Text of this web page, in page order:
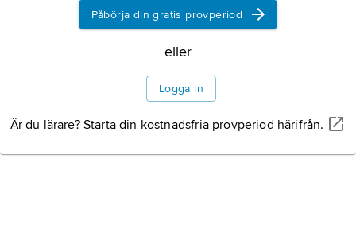
Påbörja din gratis provperiod
eller
Logga in
Är du lärare? Starta din kostnadsfria provperiod härifrån.